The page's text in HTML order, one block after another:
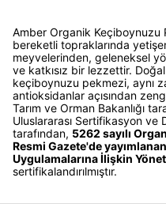
Amber Organik Keçiboynuzu
bereketli topraklarında
meyvelerinden, geleneksel
ve katkısız bir lezzettir.
keçiboynuzu pekmezi, aynı
antioksidanlar açısından
Tarım ve Orman Bakanlığı
Uluslararası Sertifikasyon ve
tarafından, 5262 sayılı
Resmi Gazete'de
Uygulamalarına İlişkin
sertifikalandırılmıştır.